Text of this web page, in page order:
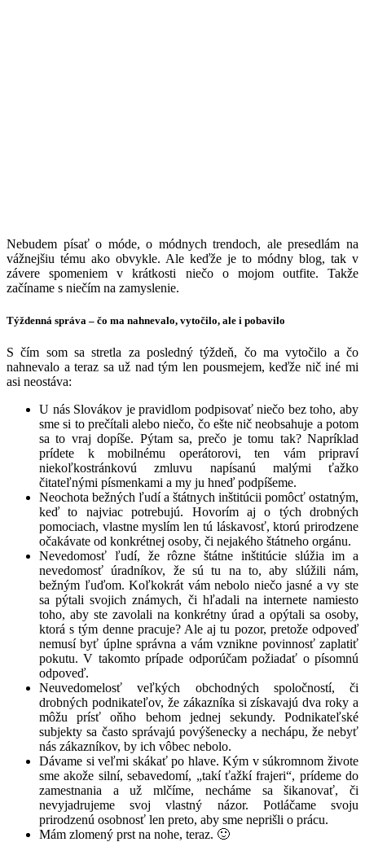
Nebudem písať o móde, o módnych trendoch, ale presedlám na
vážnejšiu tému ako obvykle. Ale keďže je to módny blog, tak v
závere spomeniem v krátkosti niečo o mojom outfite. Takže
začíname s niečím na zamyslenie.
Týždenná správa – čo ma nahnevalo, vytočilo, ale i pobavilo
S čím som sa stretla za posledný týždeň, čo ma vytočilo a čo
nahnevalo a teraz sa už nad tým len pousmejem, keďže nič iné mi
asi neostáva:
U nás Slovákov je pravidlom podpisovať niečo bez toho, aby
sme si to prečítali alebo niečo, čo ešte nič neobsahuje a potom
sa to vraj dopíše. Pýtam sa, prečo je tomu tak? Napríklad
prídete k mobilnému operátorovi, ten vám pripraví
niekoľkostránkovú zmluvu napísanú malými ťažko
čitateľnými písmenkami a my ju hneď podpíšeme.
Neochota bežných ľudí a štátnych inštitúcii pomôcť ostatným,
keď to najviac potrebujú. Hovorím aj o tých drobných
pomociach, vlastne myslím len tú láskavosť, ktorú prirodzene
očakávate od konkrétnej osoby, či nejakého štátneho orgánu.
Nevedomosť ľudí, že rôzne štátne inštitúcie slúžia im a
nevedomosť úradníkov, že sú tu na to, aby slúžili nám,
bežným ľuďom. Koľkokrát vám nebolo niečo jasné a vy ste
sa pýtali svojich známych, či hľadali na internete namiesto
toho, aby ste zavolali na konkrétny úrad a opýtali sa osoby,
ktorá s tým denne pracuje? Ale aj tu pozor, pretože odpoveď
nemusí byť úplne správna a vám vznikne povinnosť zaplatiť
pokutu. V takomto prípade odporúčam požiadať o písomnú
odpoveď.
Neuvedomelosť veľkých obchodných spoločností, či
drobných podnikateľov, že zákazníka si získavajú dva roky a
môžu prísť oňho behom jednej sekundy. Podnikateľské
subjekty sa často správajú povýšenecky a nechápu, že nebyť
nás zákazníkov, by ich vôbec nebolo.
Dávame si veľmi skákať po hlave. Kým v súkromnom živote
sme akože silní, sebavedomí, „takí ťažkí frajeri“, prídeme do
zamestnania a už mlčíme, necháme sa šikanovať, či
nevyjadrujeme svoj vlastný názor. Potláčame svoju
prirodzenú osobnosť len preto, aby sme neprišli o prácu.
Mám zlomený prst na nohe, teraz. 🙂